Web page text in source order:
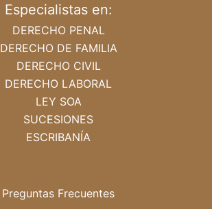
Especialistas en:
DERECHO PENAL
DERECHO DE FAMILIA
DERECHO CIVIL
DERECHO LABORAL
LEY SOA
SUCESIONES
ESCRIBANÍA
Preguntas Frecuentes